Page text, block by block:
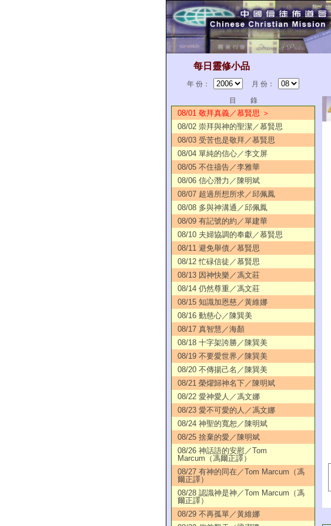
每日靈修小品
年 份：
月 份：
目 錄
08/01 敬拜真義／慕賢思 ＞
08/02 崇拜與神的聖潔／慕賢思
08/03 受苦也是敬拜／慕賢思
08/04 單純的信心／李文屏
08/05 不住禱告／李雅華
08/06 信心潛力／陳明斌
08/07 超過所想所求／邱佩鳳
08/08 多與神溝通／邱佩鳳
08/09 有記號的約／單建華
08/10 夫婦協調的奉獻／慕賢思
08/11 避免舉債／慕賢思
08/12 忙碌信徒／慕賢思
08/13 因神快樂／馮文莊
08/14 仍然尊重／馮文莊
08/15 知識加恩慈／黃維娜
08/16 動慈心／陳巽美
08/17 真智慧／海顏
08/18 十字架誇勝／陳巽美
08/19 不要愛世界／陳巽美
08/20 不傳揚己名／陳巽美
08/21 榮燿歸神名下／陳明斌
08/22 愛神愛人／馮文娜
08/23 愛不可愛的人／馮文娜
08/24 神聖的寬恕／陳明斌
08/25 捨棄的愛／陳明斌
08/26 神話語的安慰／Tom
Marcum（馮爾正譯）
08/27 有神的同在／Tom Marcum（馮
爾正譯）
08/28 認識神是神／Tom Marcum（馮
爾正譯）
08/29 不再孤單／黃維娜